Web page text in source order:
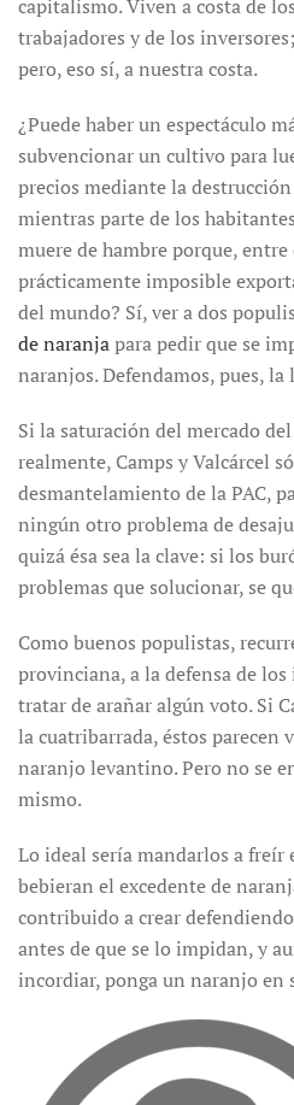
capitalismo. Viven a costa de
trabajadores y de los
pero, eso sí, a nuestra costa.
¿Puede haber un espectáculo
subvencionar un cultivo para
precios mediante la
mientras parte de los
muere de hambre porque, entre
prácticamente imposible
del mundo? Sí, ver a dos
de naranjapara pedir que se
naranjos. Defendamos, pues,
Si la saturación del mercado
realmente, Camps y Valcárcel
desmantelamiento de la PAC,
ningún otro problema de
quizá ésa sea la clave: si los
problemas que solucionar, se
Como buenos populistas,
provinciana, a la defensa de
tratar de arañar algún voto. Si
la cuatribarrada, éstos parecen
naranjo levantino. Pero no se
mismo.
Lo ideal sería mandarlos a freír
bebieran el excedente de
contribuido a crear
antes de que se lo impidan, y
incordiar, ponga un naranjo en